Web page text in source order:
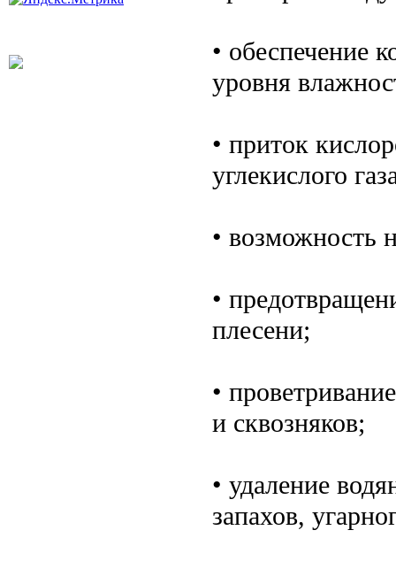
• обеспечение
уровня
• приток
углекислого
• возможность
•
плесени;
•
и сквозняков;
• удаление
запахов,